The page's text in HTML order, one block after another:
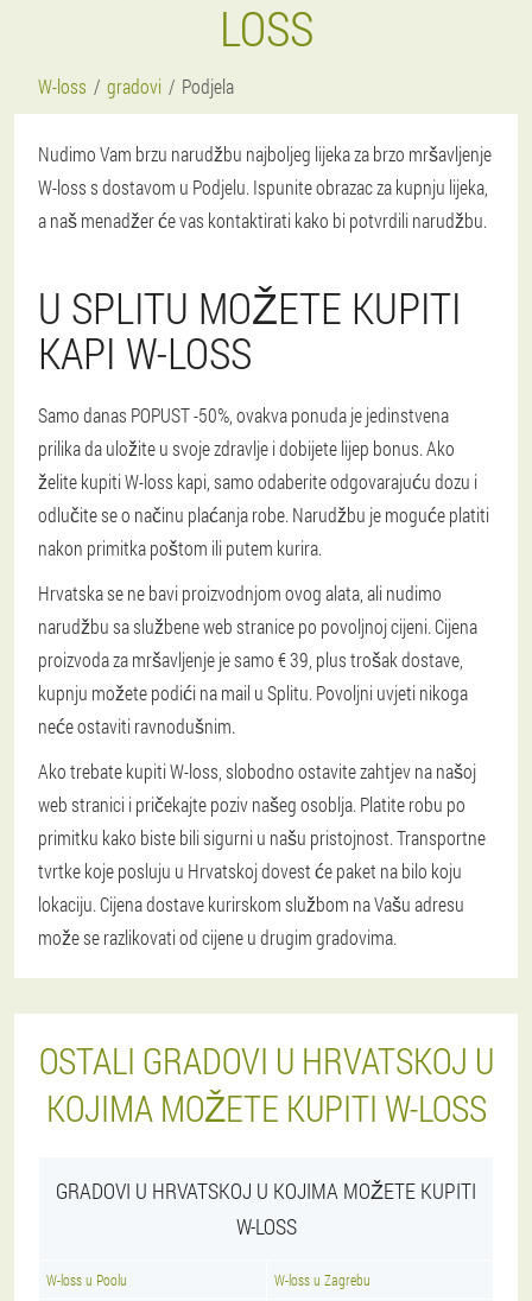
LOSS
W-loss gradovi Podjela
Nudimo Vam brzu narudžbu najboljeg lijeka za brzo mršavljenje
W-loss s dostavom u Podjelu. Ispunite obrazac za kupnju lijeka,
a naš menadžer će vas kontaktirati kako bi potvrdili narudžbu.
U SPLITU MOŽETE KUPITI
KAPI W-LOSS
Samo danas POPUST -50%, ovakva ponuda je jedinstvena
prilika da uložite u svoje zdravlje i dobijete lijep bonus. Ako
želite kupiti W-loss kapi, samo odaberite odgovarajuću dozu i
odlučite se o načinu plaćanja robe. Narudžbu je moguće platiti
nakon primitka poštom ili putem kurira.
Hrvatska se ne bavi proizvodnjom ovog alata, ali nudimo
narudžbu sa službene web stranice po povoljnoj cijeni. Cijena
proizvoda za mršavljenje je samo € 39, plus trošak dostave,
kupnju možete podići na mail u Splitu. Povoljni uvjeti nikoga
neće ostaviti ravnodušnim.
Ako trebate kupiti W-loss, slobodno ostavite zahtjev na našoj
web stranici i pričekajte poziv našeg osoblja. Platite robu po
primitku kako biste bili sigurni u našu pristojnost. Transportne
tvrtke koje posluju u Hrvatskoj dovest će paket na bilo koju
lokaciju. Cijena dostave kurirskom službom na Vašu adresu
može se razlikovati od cijene u drugim gradovima.
OSTALI GRADOVI U HRVATSKOJ U
KOJIMA MOŽETE KUPITI W-LOSS
GRADOVI U HRVATSKOJ U KOJIMA MOŽETE KUPITI
W-LOSS
W-loss u Poolu W-loss u Zagrebu